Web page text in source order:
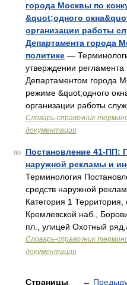
города Москвы по
&quot;одного
организации работы
Департамента города
политике —
утверждении регламента
Департаментом города
режиме &quot;одного
организации работы
Словарь-справочник
документации
90
Постановление 41-ПП:
наружной рекламы и
Терминология
средств наружной
Категория 1
Кремлевской наб.,
пл., улицей Охотный
Словарь-справочник
документации
Страницы ←